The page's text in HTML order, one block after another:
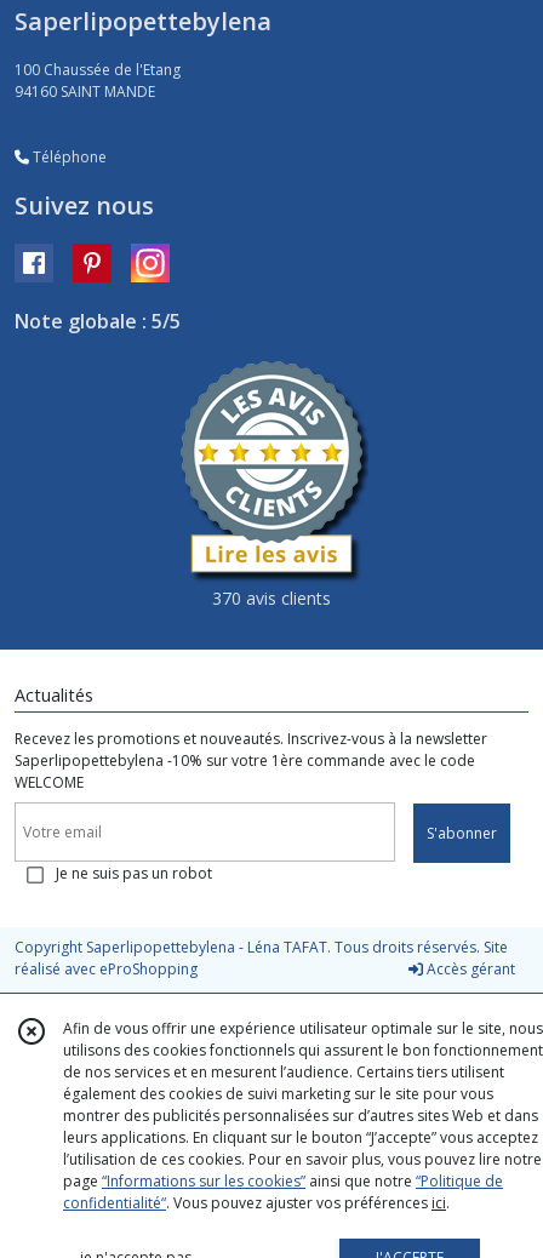
Saperlipopettebylena
100 Chaussée de l'Etang
94160 SAINT MANDE
Téléphone
Suivez nous
Note globale : 5/5
370 avis clients
Actualités
Recevez les promotions et nouveautés. Inscrivez-vous à la newsletter
Saperlipopettebylena -10% sur votre 1ère commande avec le code
WELCOME
S'abonner
Je ne suis pas un robot
Copyright Saperlipopettebylena - Léna TAFAT. Tous droits réservés. Site
réalisé avec eProShopping Accès gérant
Afin de vous offrir une expérience utilisateur optimale sur le site, nous
utilisons des cookies fonctionnels qui assurent le bon fonctionnement
de nos services et en mesurent l’audience. Certains tiers utilisent
également des cookies de suivi marketing sur le site pour vous
montrer des publicités personnalisées sur d’autres sites Web et dans
leurs applications. En cliquant sur le bouton “J’accepte” vous acceptez
l’utilisation de ces cookies. Pour en savoir plus, vous pouvez lire notre
page “Informations sur les cookies” ainsi que notre “Politique de
confidentialité“. Vous pouvez ajuster vos préférences ici.